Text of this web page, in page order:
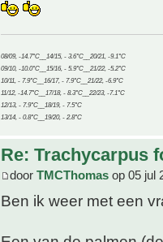
08/09, -14.7°C__14/15, - 3.6°C__20/21, -9.1°C
09/10, -10.0°C__15/16, - 5.9°C__21/22, -5.2°C
10/11, - 7.9°C__16/17, - 7.9°C__21/22, -6.9°C
11/12, -14.7°C__17/18, - 8.3°C__22/23, -7.1°C
12/13, - 7.9°C__18/19, - 7.5°C
13/14, - 0.8°C__19/20, - 2.8°C
Re: Trachycarpus
door TMCThomas op 05 jul
Ben ik weer met een